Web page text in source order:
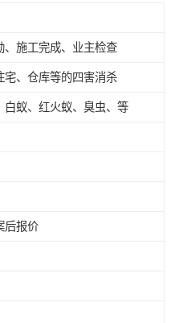
、施工完成、业主检查
宅、仓库等的四害消杀
白蚁、红火蚁、臭虫、等
后报价